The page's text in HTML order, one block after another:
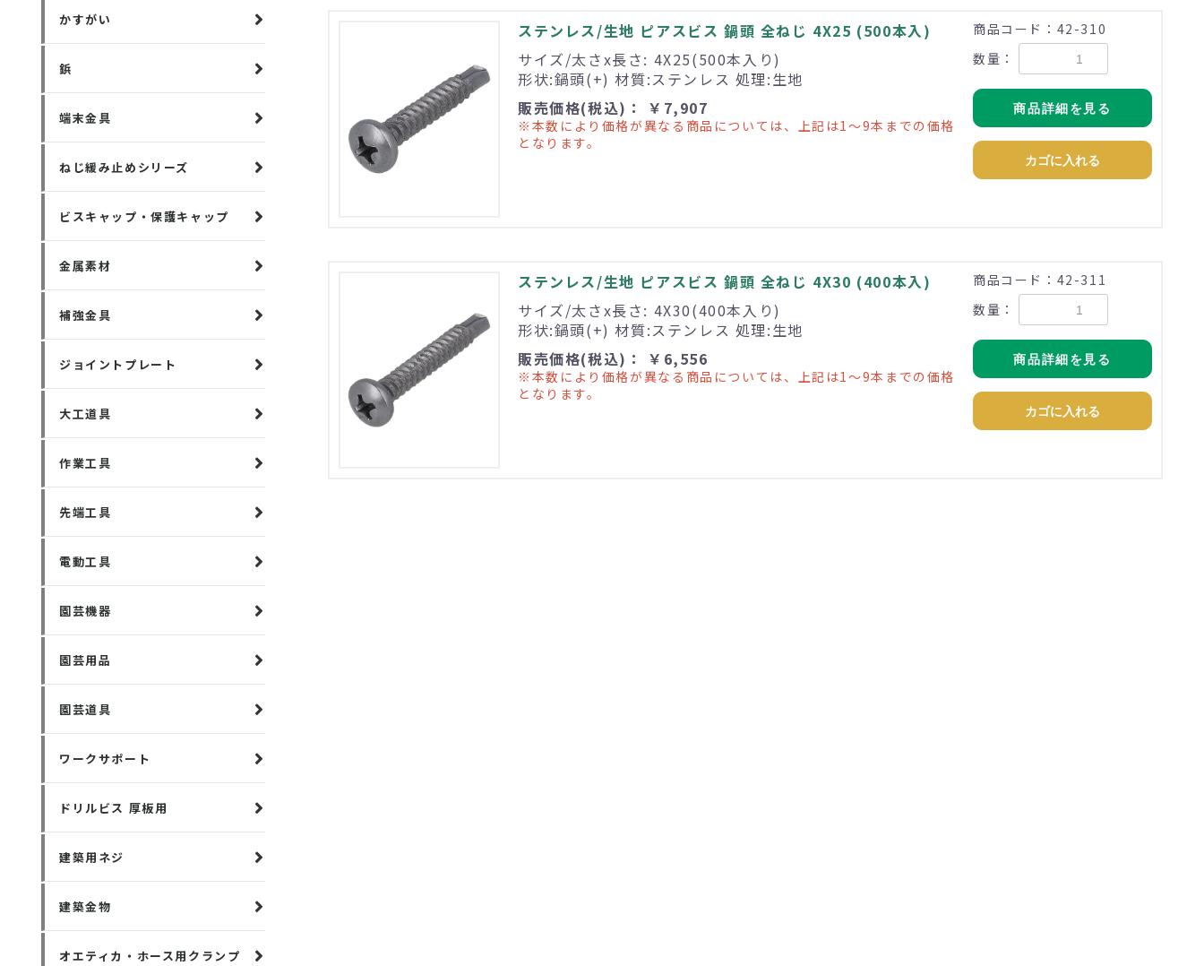
かすがい
鋲
端末金具
ねじ緩み止めシリーズ
ビスキャップ・保護キャップ
金属素材
補強金具
ジョイントプレート
大工道具
作業工具
先端工具
電動工具
園芸機器
園芸用品
園芸道具
ワークサポート
ドリルビス 厚板用
建築用ネジ
建築金物
オエティカ・ホース用クランプ
ステンレス/生地 ピアスビス 鍋頭 全ねじ 4X25 (500本入)
サイズ/太さx長さ: 4X25(500本入り)
形状:鍋頭(+) 材質:ステンレス 処理:生地
販売価格(税込)： ￥7,907
※本数により価格が異なる商品については、上記は1～9本までの価格
となります。
商品コード：42-310
数量：
商品詳細を見る
カゴに入れる
ステンレス/生地 ピアスビス 鍋頭 全ねじ 4X30 (400本入)
サイズ/太さx長さ: 4X30(400本入り)
形状:鍋頭(+) 材質:ステンレス 処理:生地
販売価格(税込)： ￥6,556
※本数により価格が異なる商品については、上記は1～9本までの価格
となります。
商品コード：42-311
数量：
商品詳細を見る
カゴに入れる